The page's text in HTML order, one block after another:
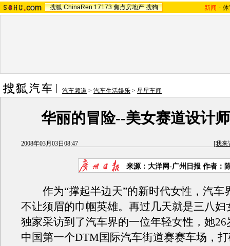
搜狐 ChinaRen 17173 焦点房地产 搜狗 新闻 -
汽车频道 > 汽车生活娱乐 > 星星车闻
华丽的冒险--美女赛道设计
2008年03月03日08:47 [我来
来源：大洋网-广州日报 作者：
作为“撑起半边天”的新时代女性，汽车
不让须眉的巾帼英雄。再过几天就是三八妇
独家采访到了汽车界的一位年轻女性，她
中国第一个DTM国际汽车街道赛赛车场，